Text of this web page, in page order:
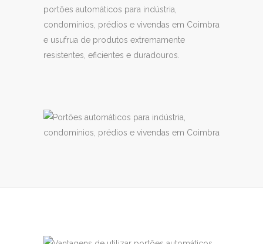
portões automáticos para indústria,
condomínios, prédios e vivendas em Coimbra
e usufrua de produtos extremamente
resistentes, eficientes e duradouros.